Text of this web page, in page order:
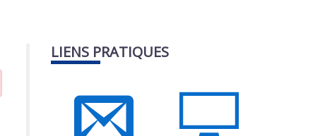
LIENS PRATIQUES